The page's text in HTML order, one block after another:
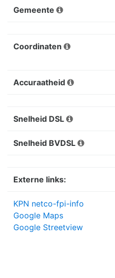
Gemeente
Coordinaten
Accuraatheid
Snelheid DSL
Snelheid BVDSL
Externe links:
KPN netco-fpi-info
Google Maps
Google Streetview